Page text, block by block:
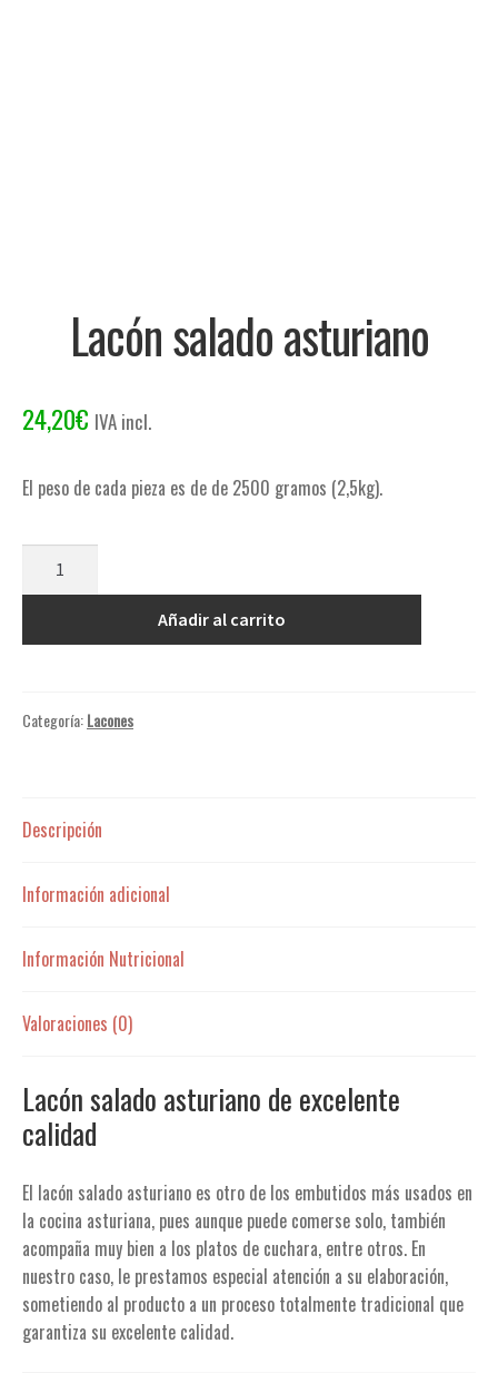
Lacón salado asturiano
24,20€ IVA incl.
El peso de cada pieza es de de 2500 gramos (2,5kg).
Cantidad
Añadir al carrito
Categoría:Lacones
Descripción
Información adicional
Información Nutricional
Valoraciones (0)
Lacón salado asturiano de excelente
calidad
El lacón salado asturiano es otro de los embutidos más usados en
la cocina asturiana, pues aunque puede comerse solo, también
acompaña muy bien a los platos de cuchara, entre otros. En
nuestro caso, le prestamos especial atención a su elaboración,
sometiendo al producto a un proceso totalmente tradicional que
garantiza su excelente calidad.